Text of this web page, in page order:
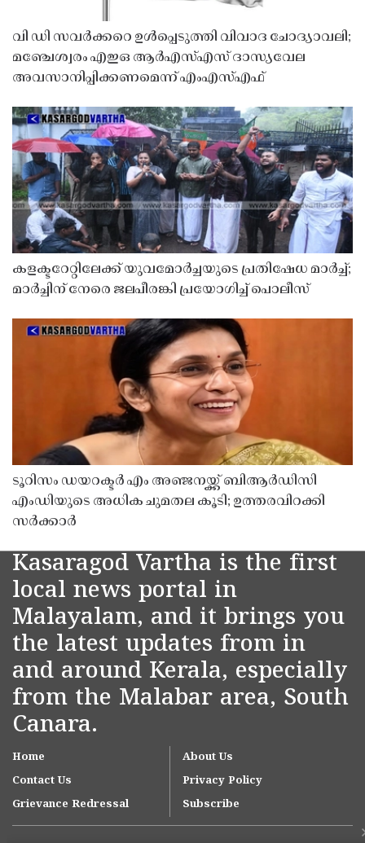
വി ഡി സവർക്കറെ ഉൾപ്പെടുത്തി വിവാദ ചോദ്യാവലി;
മഞ്ചേശ്വരം എഇഒ ആർഎസ്എസ് ദാസ്യവേല
അവസാനിപ്പിക്കണമെന്ന് എംഎസ്എഫ്
കളക്ടറേറ്റിലേക്ക് യുവമോർച്ചയുടെ പ്രതിഷേധ മാർച്ച്;
മാർച്ചിന് നേരെ ജലപീരങ്കി പ്രയോഗിച്ച് പൊലീസ്
ടൂറിസം ഡയറക്ടർ എം അഞ്ജനയ്ക്ക് ബിആർഡിസി
എംഡിയുടെ അധിക ചുമതല കൂടി; ഉത്തരവിറക്കി
സർക്കാർ
Kasaragod Vartha is the first
local news portal in
Malayalam, and it brings you
the latest updates from in
and around Kerala, especially
from the Malabar area, South
Canara.
Home
About Us
Contact Us
Privacy Policy
Grievance Redressal
Subscribe